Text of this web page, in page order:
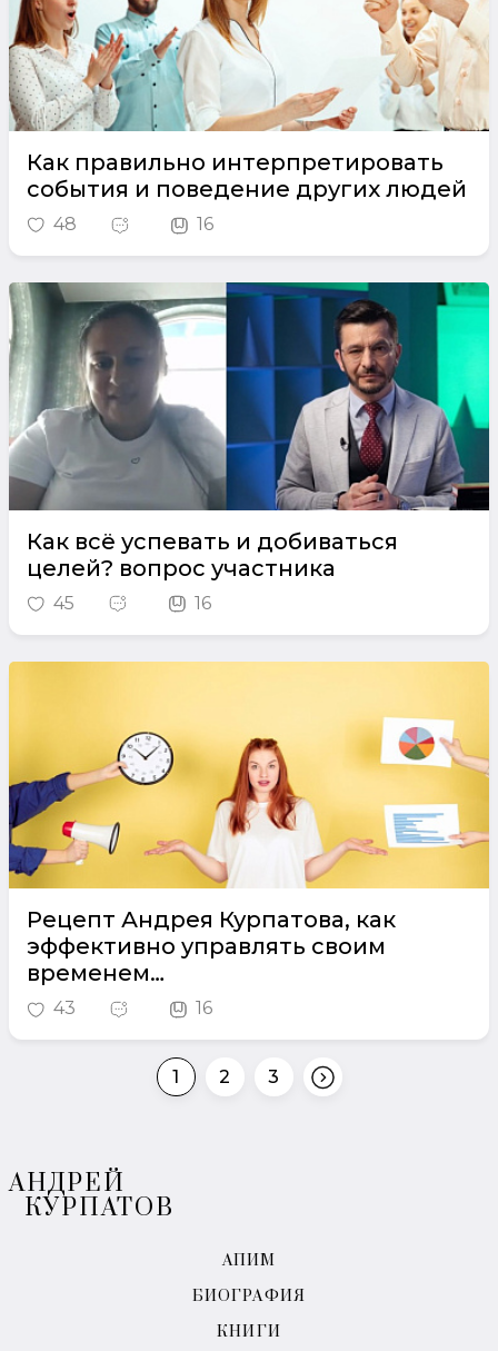
Как правильно интерпретировать
события и поведение других людей
48 16
Как всё успевать и добиваться
целей? вопрос участника
45 16
Рецепт Андрея Курпатова, как
эффективно управлять своим
временем…
43 16
1 2 3
АНДРЕЙ
КУРПАТОВ
АПИМ
БИОГРАФИЯ
КНИГИ